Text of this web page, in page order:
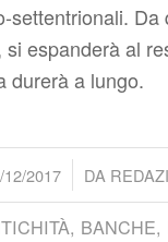
settentrionali. Da
espanderà al
durerà a lungo.
12/2017
/ DA
, BANCHE,